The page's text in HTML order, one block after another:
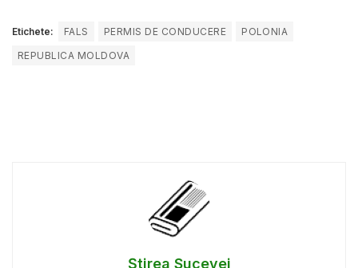
Etichete: FALS PERMIS DE CONDUCERE
POLONIA
REPUBLICA MOLDOVA
Știrea Sucevei